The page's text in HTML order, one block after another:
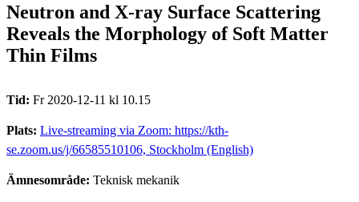
Neutron and X-ray Surface Scattering
Reveals the Morphology of Soft Matter
Thin Films
Tid: Fr 2020-12-11 kl 10.15
Plats: Live-streaming via Zoom: https://kth-
se.zoom.us/j/66585510106, Stockholm (English)
Ämnesområde: Teknisk mekanik